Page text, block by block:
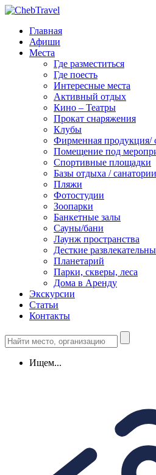
Главная
Афиши
Места
Где разместиться
Где поесть
Интересные места
Активный отдых
Кино – Театры
Прокат снаряжения
Клубы
Фирменная продукция/
Помещение под
Спортивные площадки
Базы отдыха / санатории
Пляжи
Фотостудии
Зоопарки
Банкетные залы
Сауны/бани
Лаунж пространства
Десткие
Планетарий
Парки, скверы, леса
Дома в Аренду
Экскурсии
Статьи
Контакты
Ищем...